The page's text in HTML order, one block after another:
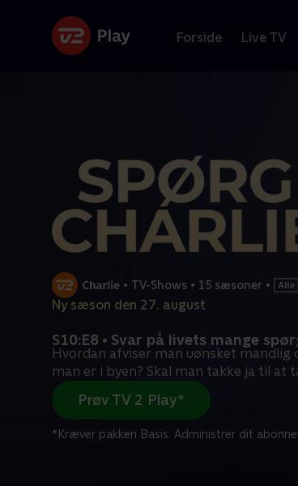
Forside Live TV
• TV-Shows • 15 sæsoner •
Ny sæson den 27. august
S10:E8 • Svar på livets mange
Hvordan afviser man uønsket
man er i byen? Skal man takke ja til at
Prøv TV 2 Play*
*Kræver pakken Basis. Administrer dit